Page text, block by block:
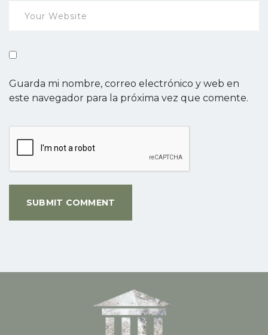
Guarda mi nombre, correo electrónico y web en
este navegador para la próxima vez que comente.